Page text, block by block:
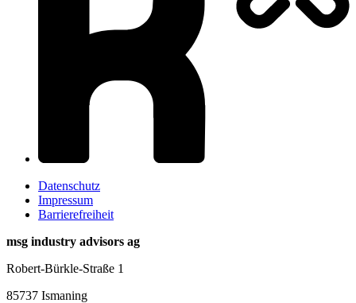
Datenschutz
Impressum
Barrierefreiheit
msg industry advisors ag
Robert-Bürkle-Straße 1
85737 Ismaning